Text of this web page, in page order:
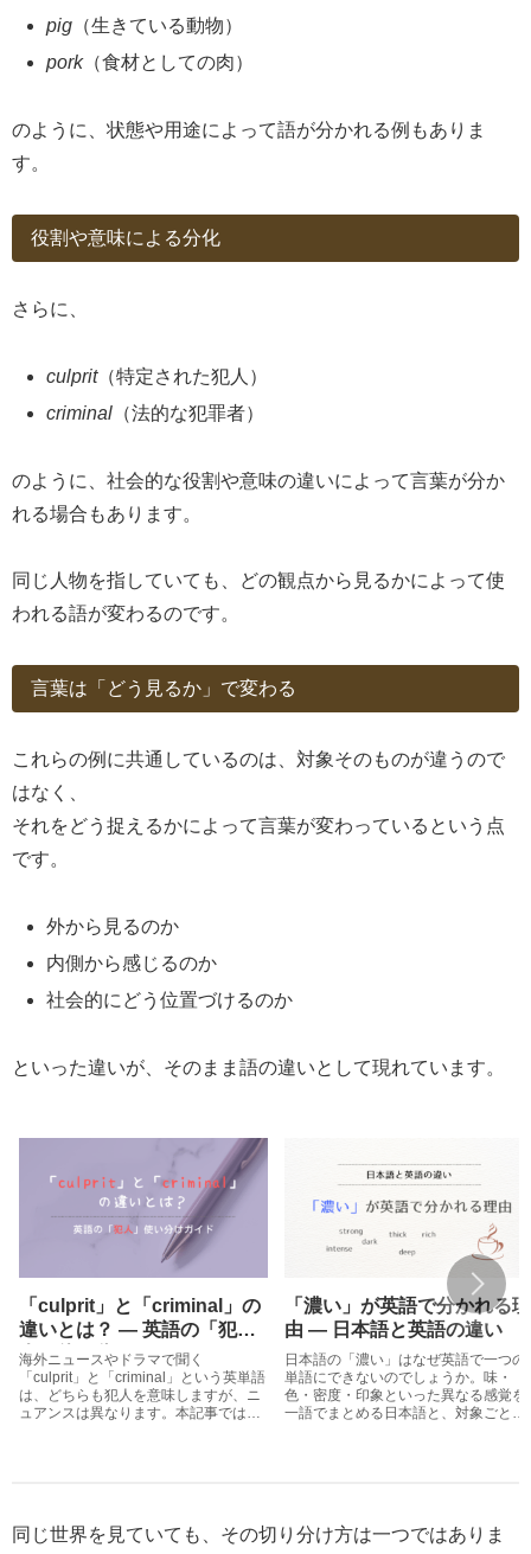
pig （生きている動物）
pork（食材としての肉）
のように、状態や用途によって語が分かれる例もありま
す。
役割や意味による分化
さらに、
culprit（特定された犯人）
criminal （法的な犯罪者）
のように、社会的な役割や意味の違いによって言葉が分か
れる場合もあります。
同じ人物を指していても、どの観点から見るかによって使
われる語が変わるのです。
言葉は「どう見るか」で変わる
これらの例に共通しているのは、対象そのものが違うので
はなく、
それをどう捉えるかによって言葉が変わっているという点
です。
外から見るのか
内側から感じるのか
社会的にどう位置づけるのか
といった違いが、そのまま語の違いとして現れています。
「culprit」と「criminal」の
違いとは？ ― 英語の「犯
人」使い分けガイド
海外ニュースやドラマで聞く
「culprit」と「criminal」という英単語
は、どちらも犯人を意味しますが、ニ
ュアンスは異なります。本記事では、
「濃い」が英語で分かれる理
由 ― 日本語と英語の違い
日本語の「濃い」はなぜ英語で一つの
単語にできないのでしょうか。味・
色・密度・印象といった異なる感覚を
一語でまとめる日本語と、対象ごとに
同じ世界を見ていても、その切り分け方は一つではありま